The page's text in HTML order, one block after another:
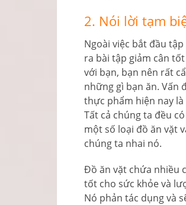
2. Nói lời tạm
Ngoài việc bắt đầu
ra bài tập giảm cân
với bạn, bạn nên rất
những gì bạn ăn. Vấn
thực phẩm hiện nay là
Tất cả chúng ta đều
một số loại đồ ăn vặt
chúng ta nhai nó.
Đồ ăn vặt chứa nhiều
tốt cho sức khỏe và
Nó phản tác dụng và